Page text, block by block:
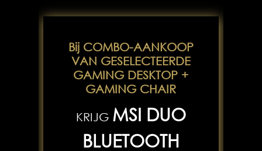
Bij COMBO-AANKOOP
VAN GESELECTEERDE
GAMING DESKTOP +
GAMING CHAIR
KRIJG MSI DUO
BLUETOOTH